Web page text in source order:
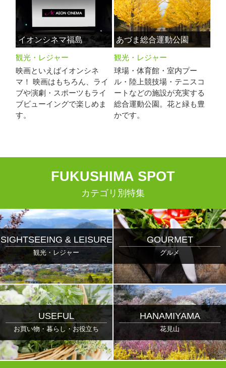
イオンシネマ福島
観光・レジャー
映画といえばイオンシネ
マ！ 映画はもちろん、ライ
ブや演劇・スポーツもライ
ブビューイングで楽しめま
す。
あづま総合運動公園
観光・レジャー
球場・体育館・室内プー
ル・陸上競技場・テニスコ
ートなどの施設が充実する
総合運動公園。花と緑も豊
かです。
FUKUSHIMA SPOT
カテゴリ別特集
SIGHTSEEING & LEISURE
観光・レジャー
GOURMET
グルメ
USEFUL
お買い物・暮らし・お役立ち
HANAMIYAMA
花見山